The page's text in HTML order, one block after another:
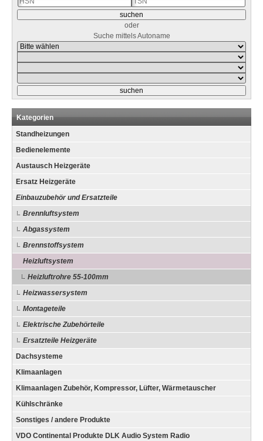
oder
Suche mittels Autoname
Kategorien
Standheizungen
Bedienelemente
Austausch Heizgeräte
Ersatz Heizgeräte
Einbauzubehör und Ersatzteile
Brennluftsystem
Abgassystem
Brennstoffsystem
Heizluftsystem
Heizluftrohre 55-100mm
Heizwassersystem
Montageteile
Elektrische Zubehörteile
Ersatzteile Heizgeräte
Dachsysteme
Klimaanlagen
Klimaanlagen Zubehör, Kompressor, Lüfter, Wärmetauscher
Kühlschränke
Sonstiges / andere Produkte
VDO Continental Produkte DLK Audio System Radio